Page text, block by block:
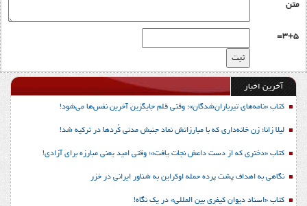
متن
3+5=
آخرین اخبار
کتاب «نامه‌های تیرباران‌شدگان»؛ وقتی قلم جایگزین آخرین نفس‌ها می‌شود!
لیلا زانا؛ زن خانه‌داری که با مبارزاتش نماد جنبش مدنی کُردها در ترکیه شد!
کتاب «دختری که از دست داعش نجات یافت»؛ وقتی امید یعنی مبارزه برای آزادی!
نگاهی به اهداف پشت پرده حمله اوکراین به شناور ایرانی در خزر
کتاب «اسناد دیوان کیفری بین المللی» در یک نگاه!